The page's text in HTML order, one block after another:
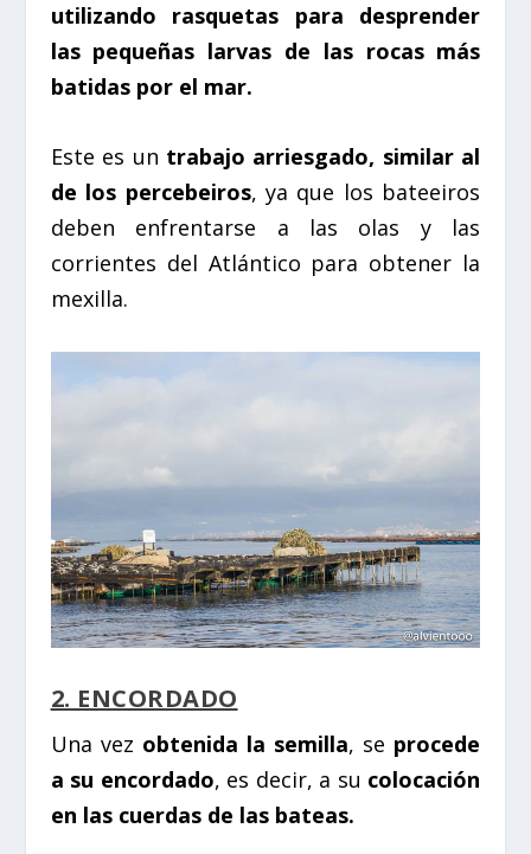
utilizando rasquetas para desprender
las pequeñas larvas de las rocas más
batidas por el mar.
Este es un trabajo arriesgado, similar al
de los percebeiros, ya que los bateeiros
deben enfrentarse a las olas y las
corrientes del Atlántico para obtener la
mexilla.
2. ENCORDADO
Una vez obtenida la semilla, se procede
a su encordado, es decir, a su colocación
en las cuerdas de las bateas.